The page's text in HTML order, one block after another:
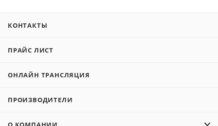
КОНТАКТЫ
ПРАЙС ЛИСТ
ОНЛАЙН ТРАНСЛЯЦИЯ
ПРОИЗВОДИТЕЛИ